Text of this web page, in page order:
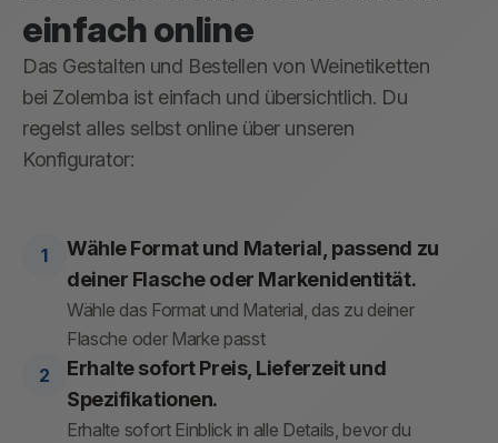
einfach online
Das Gestalten und Bestellen von Weinetiketten
bei Zolemba ist einfach und übersichtlich. Du
regelst alles selbst online über unseren
Konfigurator:
Wähle Format und Material, passend zu
deiner Flasche oder Markenidentität.
Wähle das Format und Material, das zu deiner
Flasche oder Marke passt
Erhalte sofort Preis, Lieferzeit und
Spezifikationen.
Erhalte sofort Einblick in alle Details, bevor du